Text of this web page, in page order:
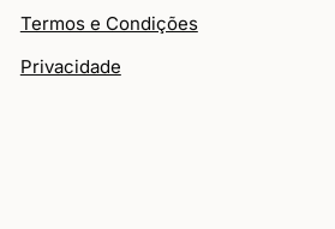
Termos e Condições
Privacidade